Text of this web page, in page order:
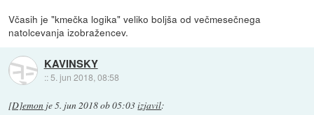
Včasih je "kmečka logika" veliko boljša od večmesečnega
natolcevanja izobražencev.
KAVINSKY
:: 5. jun 2018, 08:58
[D]emon je5. jun 2018 ob 05:03izjavil: